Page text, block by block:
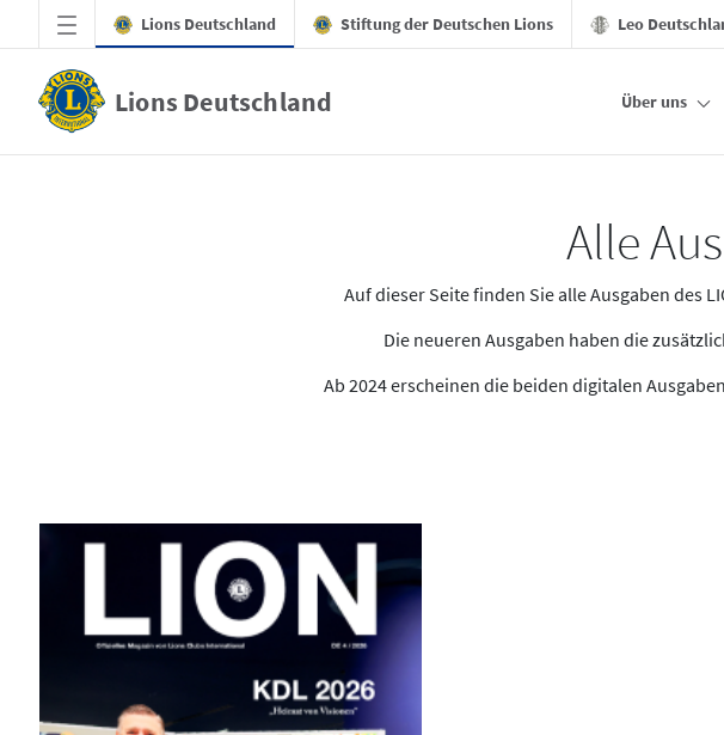
Zum Hauptinhalt springen
Lions Deutschland Stiftung der Deutschen Lions Leo
Lions Deutschland Über uns
Alle
Auf dieser Seite finden Sie alle Ausgaben des
Die neueren Ausgaben haben die
Ab 2024 erscheinen die beiden digitalen